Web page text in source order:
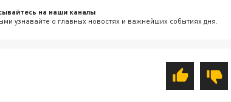
на наши каналы
узнавайте о главных новостях и важнейших событиях дня.